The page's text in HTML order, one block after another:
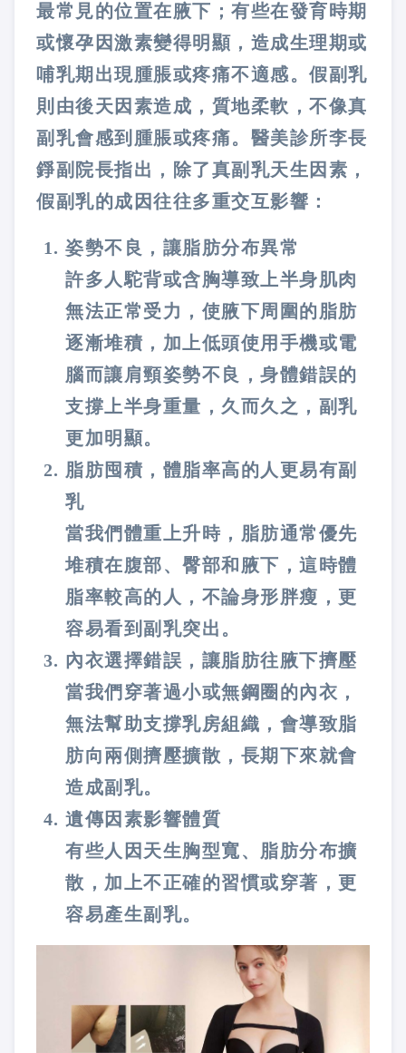
最常見的位置在腋下；有些在發育時期
或懷孕因激素變得明顯，造成生理期或
哺乳期出現腫脹或疼痛不適感。假副乳
則由後天因素造成，質地柔軟，不像真
副乳會感到腫脹或疼痛。醫美診所李長
錚副院長指出，除了真副乳天生因素，
假副乳的成因往往多重交互影響：
姿勢不良，讓脂肪分布異常
許多人駝背或含胸導致上半身肌肉
無法正常受力，使腋下周圍的脂肪
逐漸堆積，加上低頭使用手機或電
腦而讓肩頸姿勢不良，身體錯誤的
支撐上半身重量，久而久之，副乳
更加明顯。
脂肪囤積，體脂率高的人更易有副
乳
當我們體重上升時，脂肪通常優先
堆積在腹部、臀部和腋下，這時體
脂率較高的人，不論身形胖瘦，更
容易看到副乳突出。
內衣選擇錯誤，讓脂肪往腋下擠壓
當我們穿著過小或無鋼圈的內衣，
無法幫助支撐乳房組織，會導致脂
肪向兩側擠壓擴散，長期下來就會
造成副乳。
遺傳因素影響體質
有些人因天生胸型寬、脂肪分布擴
散，加上不正確的習慣或穿著，更
容易產生副乳。